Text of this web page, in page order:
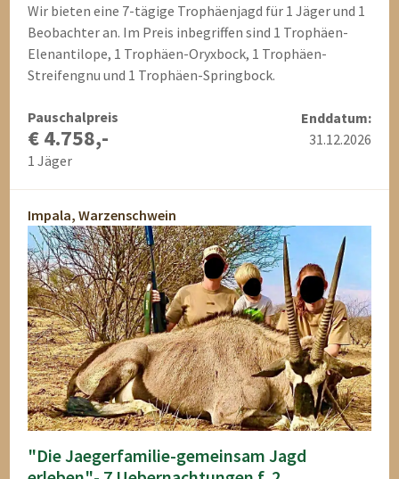
Wir bieten eine 7-tägige Trophäenjagd für 1 Jäger und 1
Beobachter an. Im Preis inbegriffen sind 1 Trophäen-
Elenantilope, 1 Trophäen-Oryxbock, 1 Trophäen-
Streifengnu und 1 Trophäen-Springbock.
Pauschalpreis
€ 4.758,-
1 Jäger
Enddatum:
31.12.2026
Impala, Warzenschwein
"Die Jaegerfamilie-gemeinsam Jagd